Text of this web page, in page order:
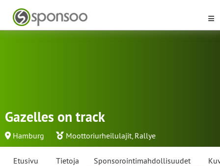
Gazelles on track
Hamburg Moottoriurheilulajit, Rallye
Etusivu Tietoja Sponsorointimahdollisuudet